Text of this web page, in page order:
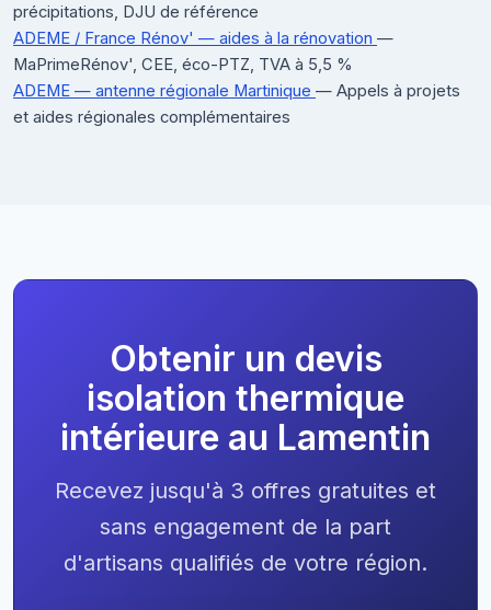
précipitations, DJU de référence
ADEME / France Rénov' — aides à la rénovation —
MaPrimeRénov', CEE, éco-PTZ, TVA à 5,5 %
ADEME — antenne régionale Martinique — Appels à projets
et aides régionales complémentaires
Obtenir un devis
isolation thermique
intérieure au Lamentin
Recevez jusqu'à 3 offres gratuites et
sans engagement de la part
d'artisans qualifiés de votre région.